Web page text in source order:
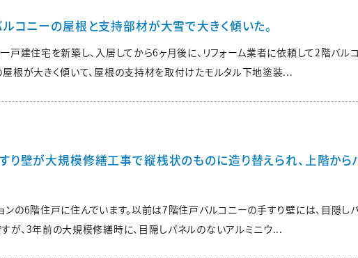
ルコニーの屋根と支持部材が大雪で大きく傾いた。
戸建住宅を新築し、入居してから6ヶ月後に、リフォーム業者に依頼して2階バル
根が大きく傾いて、屋根の支持材を取付けたモルタル下地塗装...
り壁が大規模修繕工事で縦桟状のものに造り替えられ、上階から
ンの6階住戸に住んでいます。以前は7階住戸バルコニーの手すり壁には、目隠し
が、3年前の大規模修繕時に、目隠しパネルのないアルミニウ...